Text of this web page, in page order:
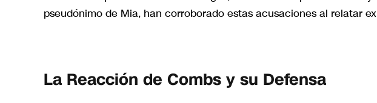
pseudónimo de Mia, han corroborado estas acusaciones al relatar
La Reacción de Combs y su Defensa